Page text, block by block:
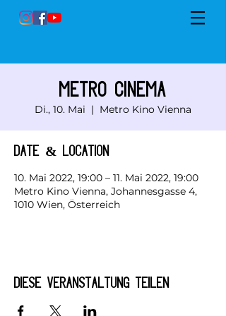
Metro Cinema
Di., 10. Mai
  |
Metro Kino Vienna
Date & Location
10. Mai 2022, 19:00 – 11. Mai 2022, 19:00
Metro Kino Vienna, Johannesgasse 4,
1010 Wien, Österreich
Diese Veranstaltung teilen